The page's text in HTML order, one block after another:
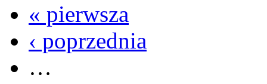
« pierwsza
‹ poprzednia
…